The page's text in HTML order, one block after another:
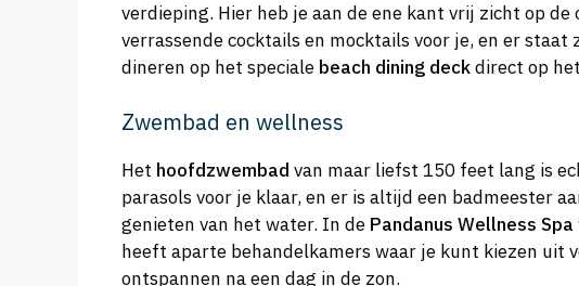
verdieping. Hier heb je aan de ene kant vrij zicht op
verrassende cocktails en mocktails voor je, en er
dineren op het speciale beach dining deckdirect op
Zwembad en wellness
Het hoofdzwembad van maar liefst 150 feet lang is
parasols voor je klaar, en er is altijd een badmeester
genieten van het water. In de Pandanus Wellness Spa
heeft aparte behandelkamers waar je kunt kiezen uit
ontspannen na een dag in de zon.